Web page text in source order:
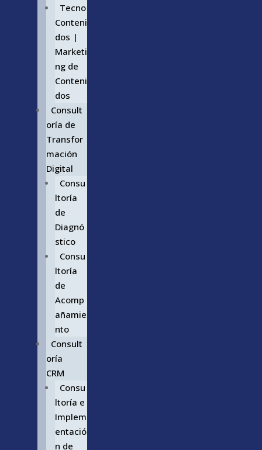
Tecno
Conteni
dos |
Marketi
ng de
Conteni
dos
Consult
oría de
Transfor
mación
Digital
Consu
ltoría
de
Diagnó
stico
Consu
ltoría
de
Acomp
añamie
nto
Consult
oría
CRM
Consu
ltoría e
Implem
entació
n de